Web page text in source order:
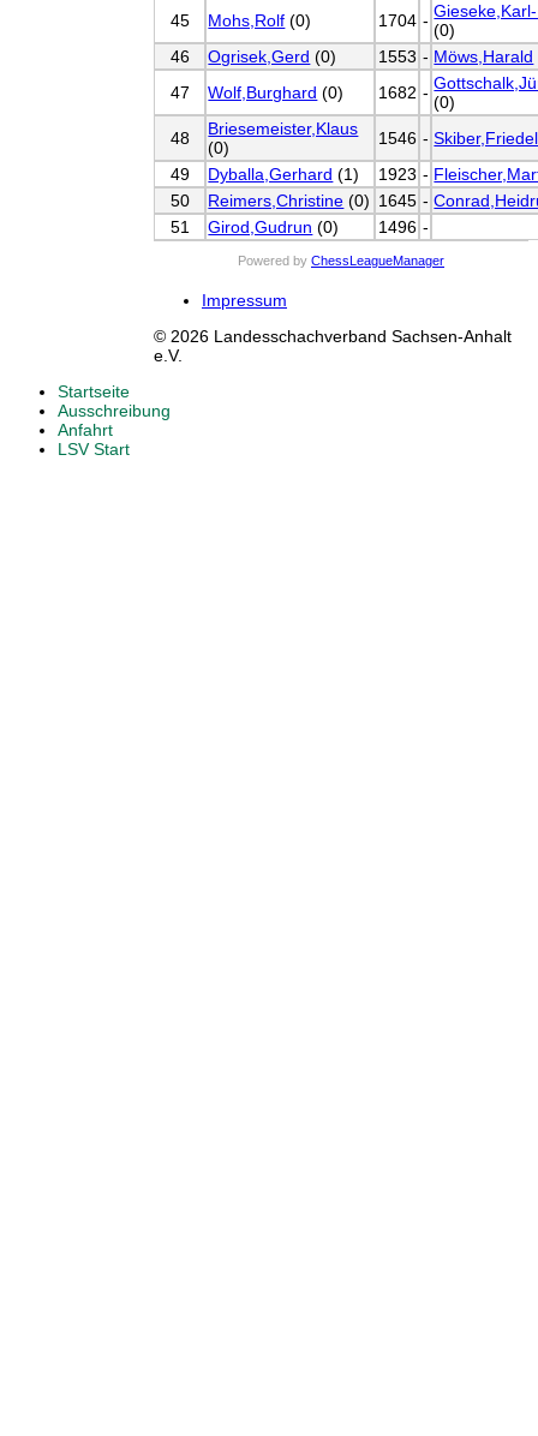
45 Mohs,Rolf (0) 1704 - (0)
46
Ogrisek,Gerd (0) 1553 - Möws,Harald
47
Wolf,Burghard (0) 1682 - (0)
48
Briesemeister,Klaus
(0)
1546 - Skiber,Friedel
49
Dyballa,Gerhard (1) 1923 -
50
Reimers,Christine (0) 1645 -
51
Girod,Gudrun (0) 1496 -
Powered by ChessLeagueManager
Impressum
© 2026 Landesschachverband Sachsen-Anhalt
e.V.
Startseite
Ausschreibung
Anfahrt
LSV Start